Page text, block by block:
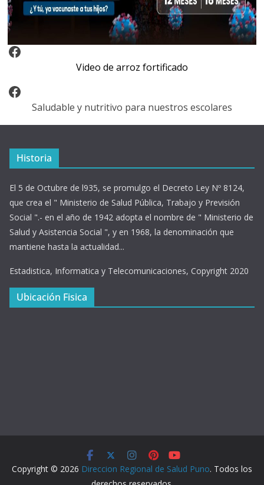
Video Arroz Fortificado
Video de arroz fortificado
Facebook
Saludable y nutritivo para nuestros escolares
Historia
El 5 de Octubre de l935, se promulgo el Decreto Ley Nº 8124,
que crea el " Ministerio de Salud Pública, Trabajo y Previsión
Social ".- en el año de 1942 adopta el nombre de " Ministerio de
Salud y Asistencia Social ", y en 1968, la denominación que
mantiene hasta la actualidad...
Estadistica, Informatica y Telecomunicaciones, Copyright 2020
Ubicación Fisica
Copyright © 2026 Direccion Regional de Salud Puno. Todos los